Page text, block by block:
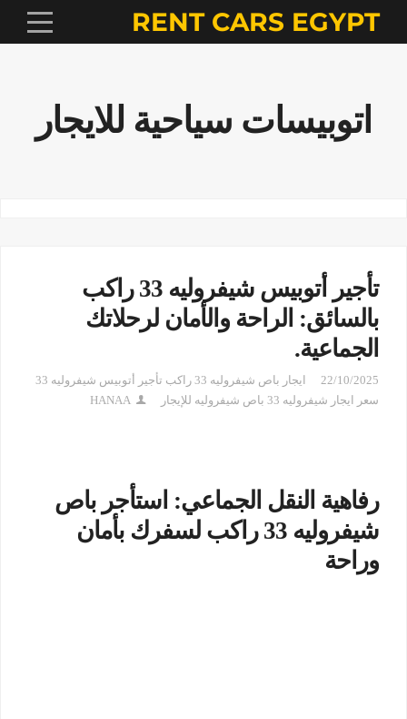
RENT CARS EGYPT
اتوبيسات سياحية للايجار
تأجير أتوبيس شيفروليه 33 راكب
بالسائق: الراحة والأمان لرحلاتك
الجماعية.
22/10/2025
ايجار باص شيفروليه 33 راكب تأجير أتوبيس شيفروليه 33
سعر ايجار شيفروليه 33 باص شيفروليه للإيجار
HANAA
رفاهية النقل الجماعي: استأجر باص
شيفروليه 33 راكب لسفرك بأمان
وراحة